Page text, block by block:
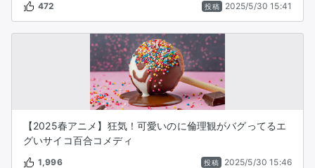
472 投稿 2025/5/30 15:41
【2025春アニメ】狂気！可愛いのに倫理観がバグってるエ
グいサイコ百合コメディ
1,996 投稿 2025/5/30 15:46